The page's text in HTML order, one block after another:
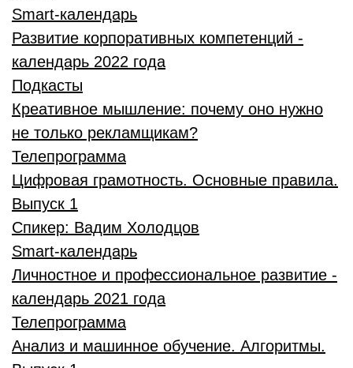
Smart-календарь
Развитие корпоративных компетенций -
календарь 2022 года
Подкасты
Креативное мышление: почему оно нужно
не только рекламщикам?
Телепрограмма
Цифровая грамотность. Основные правила.
Выпуск 1
Спикер: Вадим Холодцов
Smart-календарь
Личностное и профессиональное развитие -
календарь 2021 года
Телепрограмма
Анализ и машинное обучение. Алгоритмы.